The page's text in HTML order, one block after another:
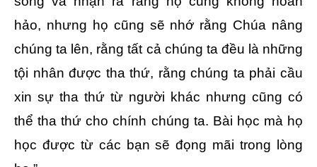
hảo, nhưng họ cũng sẽ nhớ rằng Chúa nâng
chúng ta lên, rằng tất cả chúng ta đều là những
tội nhân được tha thứ, rằng chúng ta phải cầu
xin sự tha thứ từ người khác nhưng cũng có
thể tha thứ cho chính chúng ta. Bài học mà họ
học được từ các bạn sẽ đọng mãi trong lòng